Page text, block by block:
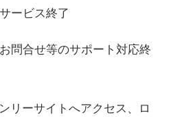
ービス終了
問合せ等のサポート対応終
リーサイトへアクセス、ロ